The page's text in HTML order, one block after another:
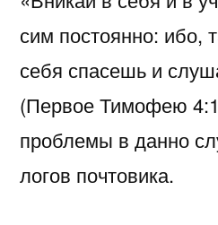
сим постоянно: ибо,
себя спасешь и
(Первое Тимофею
проблемы в данно
логов почтовика.